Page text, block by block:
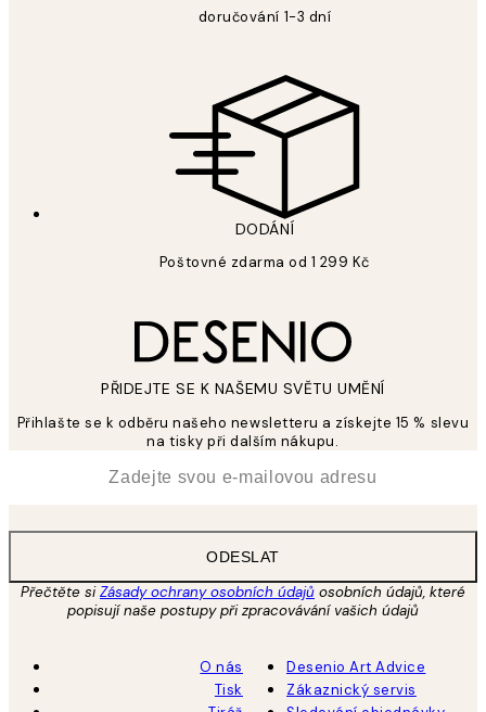
doručování 1-3 dní
DODÁNÍ
Poštovné zdarma od 1 299 Kč
PŘIDEJTE SE K NAŠEMU SVĚTU UMĚNÍ
Přihlašte se k odběru našeho newsletteru a získejte 15 % slevu
na tisky při dalším nákupu.
ODESLAT
Přečtěte siZásady ochrany osobních údajů osobních údajů, které
popisují naše postupy při zpracovávání vašich údajů
O nás
Tisk
Desenio Art Advice
Zákaznický servis